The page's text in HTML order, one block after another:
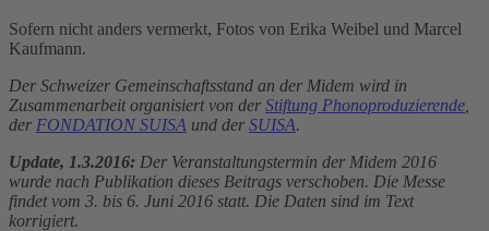
Sofern nicht anders vermerkt, Fotos von Erika Weibel und Marcel
Kaufmann.
Der Schweizer Gemeinschaftsstand an der Midem wird in
Zusammenarbeit organisiert von der Stiftung Phonoproduzierende
der FONDATION SUISA und der SUISA.
Update, 1.3.2016: Der Veranstaltungstermin der Midem 2016
wurde nach Publikation dieses Beitrags verschoben. Die Messe
findet vom 3. bis 6. Juni 2016 statt. Die Daten sind im Text
korrigiert.